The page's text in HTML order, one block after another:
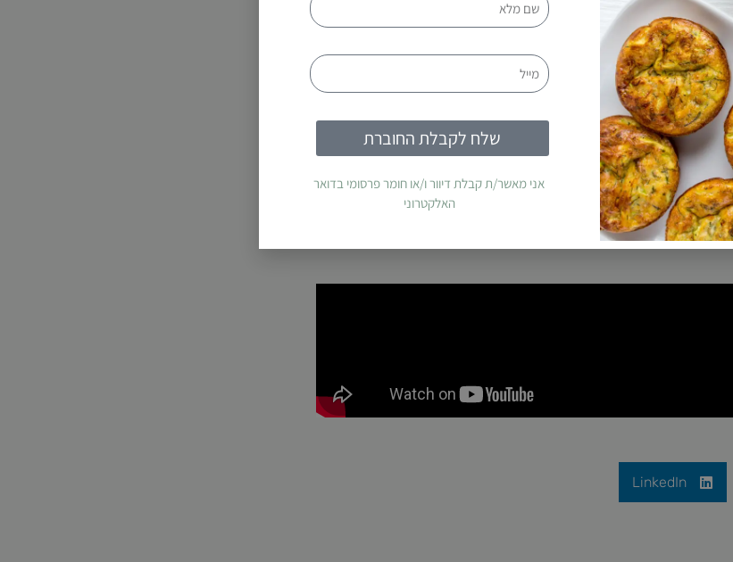
LinkedIn
שלח לקבלת החוברת
אני מאשר/ת קבלת דיוור ו/או חומר פרסומי בדואר
האלקטרוני